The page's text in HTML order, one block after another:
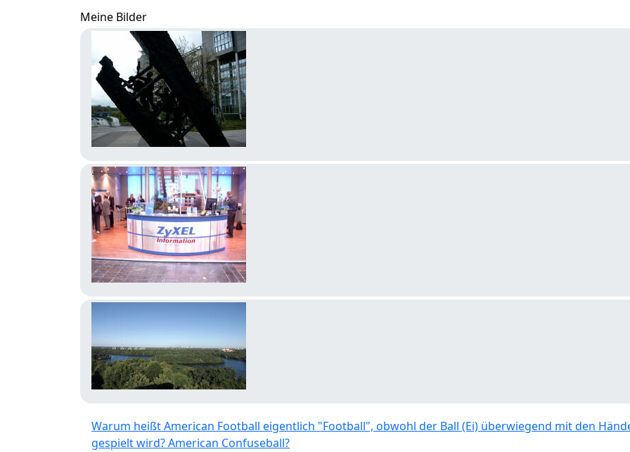
Meine Bilder
Warum heißt American Football eigentlich "Football", obwohl der Ball (Ei) überwiegend mit den
gespielt wird? American Confuseball?